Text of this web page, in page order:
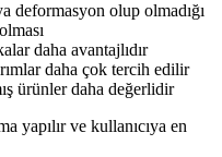
deformasyon olup olmadığı
daha avantajlıdır
daha çok tercih edilir
ürünler daha değerlidir
yapılır ve kullanıcıya en